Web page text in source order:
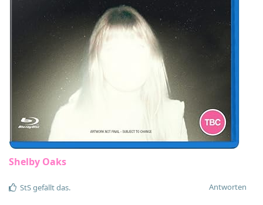
Shelby Oaks
Antworten
StSgefällt das.